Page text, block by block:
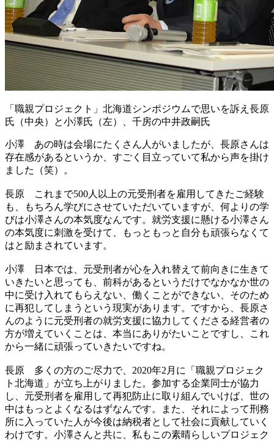
「職親プロジェクト」北海道シンポジウムで思いを訴え長原
氏（中央）と小澤氏（左）、千房の中井政嗣氏
小澤 あの時は会場にたくさん人がいましたが、長原さんは
存在感があるというか、すごく目立っていて私から声を掛け
ました（笑）。
長原 これまで500人以上の元受刑者を雇用してきたご経験
も、もちろん学びにさせていただいていますが、何よりの学
びは小澤さんの本気度なんです。就労支援に懸ける小澤さん
の本気度に刺激を受けて、もっともっと自分も頑張らなくて
はと励まされています。
小澤 日本では、元受刑者が心を入れ替えて前向きに生きて
いきたいと思っても、前科があるというだけでなかなか世の
中に受け入れてもらえない、働くことができない、そのため
に再犯してしまうという現実があります。ですから、長原さ
んのように元受刑者の就労支援に協力してくださる経営者の
方が増えていくことは、本当にありがたいことですし、これ
から一緒に頑張っていきたいですね。
長原 多くの方のご尽力で、2020年2月に「職親プロジェク
ト北海道」が立ち上がりました。参加する企業同士が協力
し、元受刑者を雇用して再犯防止に取り組んでいけば、世の
中はもっとよくなるはずなんです。また、それによって刑務
所に入っていた人が今後は納税者として社会に貢献していく
わけです。小澤さんと共に、私もこの素晴らしいプロジェク